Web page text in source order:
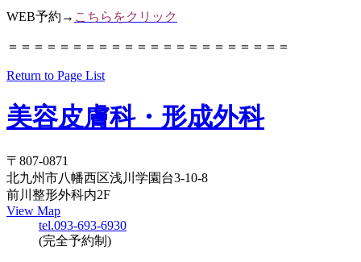
WEB予約→ こちらをクリック
＝＝＝＝＝＝＝＝＝＝＝＝＝＝＝＝＝＝＝＝＝＝
Return to Page List
美容皮膚科・形成外科
〒807-0871
北九州市八幡西区浅川学園台3-10-8
前川整形外科内2F
View Map
tel.093-693-6930
(完全予約制)